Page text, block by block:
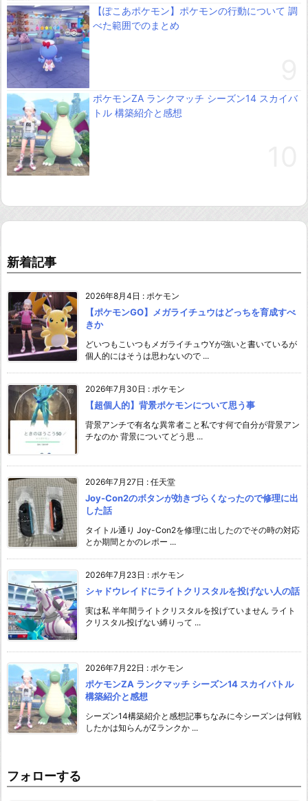
【ぽこあポケモン】ポケモンの行動について 調
べた範囲でのまとめ
ポケモンZA ランクマッチ シーズン14 スカイバ
トル 構築紹介と感想
新着記事
2026年8月4日 : ポケモン
【ポケモンGO】メガライチュウはどっちを育成すべ
きか
どいつもこいつもメガライチュウYが強いと書いているが
個人的にはそうは思わないので ...
2026年7月30日 : ポケモン
【超個人的】背景ポケモンについて思う事
背景アンチで有名な異常者こと私です何で自分が背景アン
チなのか 背景についてどう思 ...
2026年7月27日 : 任天堂
Joy-Con2のボタンが効きづらくなったので修理に出
した話
タイトル通り Joy-Con2を修理に出したのでその時の対応
とか期間とかのレポー ...
2026年7月23日 : ポケモン
シャドウレイドにライトクリスタルを投げない人の話
実は私 半年間ライトクリスタルを投げていません ライト
クリスタル投げない縛りって ...
2026年7月22日 : ポケモン
ポケモンZA ランクマッチ シーズン14 スカイバトル
構築紹介と感想
シーズン14構築紹介と感想記事ちなみに今シーズンは何戦
したかは知らんがZランクか ...
フォローする